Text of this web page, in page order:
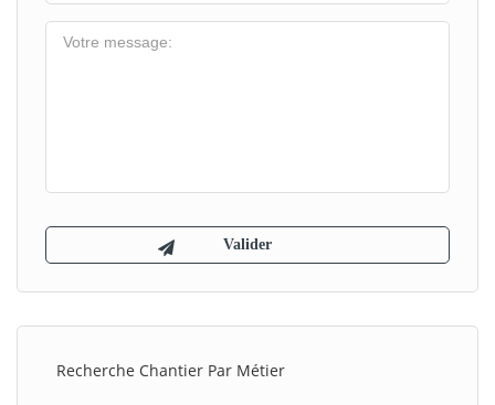
Recherche Chantier Par Métier